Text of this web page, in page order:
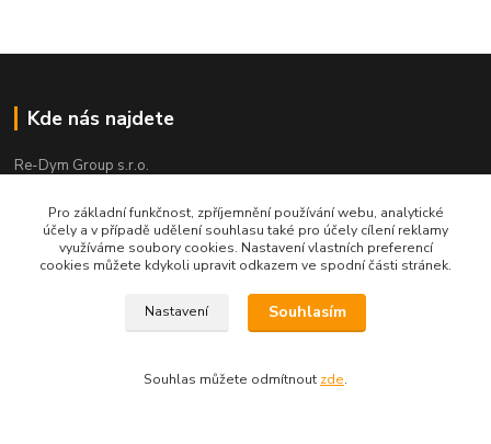
Kde nás najdete
Re-Dym Group s.r.o.
Od 1.7.2024 osobní odběr v Karviné zrušen.
Osobní převzetí dle tel. dohody na čísle 731 077 869
Pro základní funkčnost, zpříjemnění používání webu, analytické
účely a v případě udělení souhlasu také pro účely cílení reklamy
využíváme soubory cookies. Nastavení vlastních preferencí
cookies můžete kdykoli upravit odkazem ve spodní části stránek.
Nastavení Souhlasím
Souhlas můžete odmítnout zde.